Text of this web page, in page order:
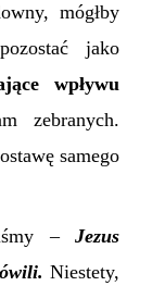
mógłby
jako
wpływu
zebranych.
samego
–Jezus
Niestety,